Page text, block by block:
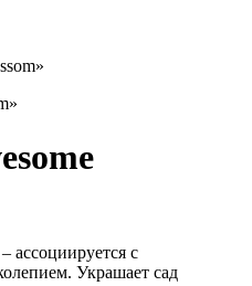
ассоциируется с
Украшает сад